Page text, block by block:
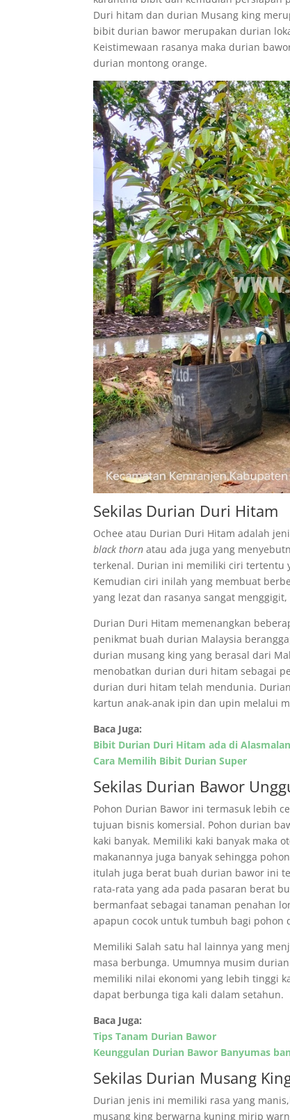
Duri hitam dan durian Musang king
bibit durian bawor merupakan durian
Keistimewaan rasanya maka durian
durian montong orange.
Sekilas Durian Duri Hitam
Ochee atau Durian Duri Hitam adalah
black thorn atau ada juga yang
terkenal. Durian ini memiliki ciri tertentu
Kemudian ciri inilah yang membuat
yang lezat dan rasanya sangat
Durian Duri Hitam memenangkan
penikmat buah durian Malaysia
durian musang king yang berasal dari
menobatkan durian duri hitam sebagai
durian duri hitam telah mendunia.
kartun anak-anak ipin dan upin melalui
Baca Juga:
Bibit Durian Duri Hitam ada di
Cara Memilih Bibit Durian Super
Sekilas Durian Bawor
Pohon Durian Bawor ini termasuk lebih
tujuan bisnis komersial. Pohon durian
kaki banyak. Memiliki kaki banyak maka
makanannya juga banyak sehingga
itulah juga berat buah durian bawor ini
rata-rata yang ada pada pasaran berat
bermanfaat sebagai tanaman penahan
apapun cocok untuk tumbuh bagi pohon
Memiliki Salah satu hal lainnya yang
masa berbunga. Umumnya musim
memiliki nilai ekonomi yang lebih tinggi
dapat berbunga tiga kali dalam setahun.
Baca Juga:
Tips Tanam Durian Bawor
Keunggulan Durian Bawor Banyumas
Sekilas Durian Musang
Durian jenis ini memiliki rasa yang
musang king berwarna kuning mirip